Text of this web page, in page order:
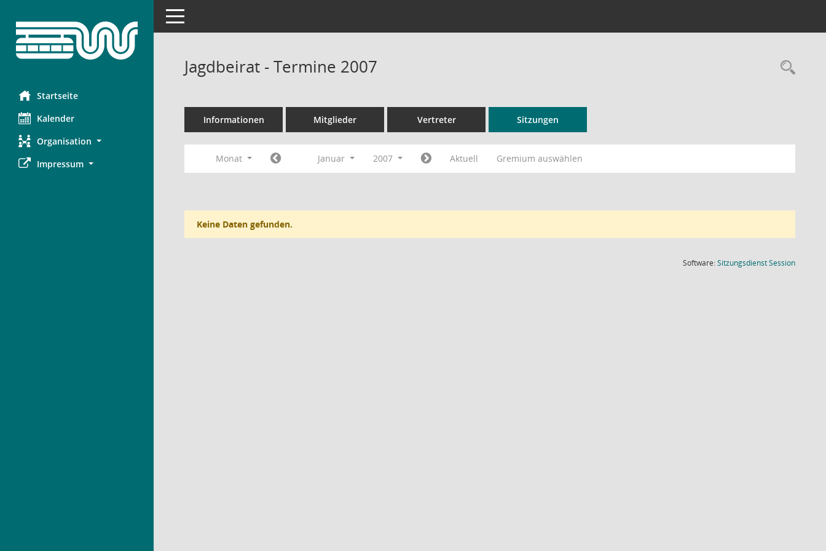
Startseite
Kalender
Organisation
Impressum
Toggle navigation
Jagdbeirat - Termine 2007
Informationen Mitglieder Vertreter Sitzungen
Monat Januar 2007 Aktuell Gremium auswählen
Keine Daten gefunden.
Software:SitzungsdienstSession(Wird in